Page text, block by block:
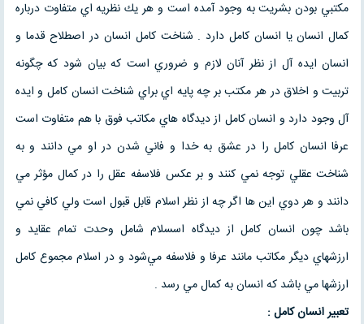
مكتبي بودن بشريت به وجود آمده است و هر يك نظريه اي متفاوت درباره
كمال انسان يا انسان كامل دارد . شناخت كامل انسان در اصطلاح قدما و
انسان ايده آل از نظر آنان لازم و ضروري است كه بيان شود كه چگونه
تربيت و اخلاق در هر مكتب بر چه پايه اي براي شناخت انسان كامل و ايده
آل وجود دارد و انسان كامل از ديدگاه هاي مكاتب فوق با هم متفاوت است
عرفا انسان كامل را در عشق به خدا و فاني شدن در او مي دانند و به
شناخت عقلي توجه نمي كنند و بر عكس فلاسفه عقل را در كمال مؤثر مي
دانند و هر دوي اين ها اگر چه از نظر اسلام قابل قبول است ولي كافي نمي
باشد چون انسان كامل از ديدگاه اسسلام شامل وحدت تمام عقايد و
ارزشهاي ديگر مكاتب مانند عرفا و فلاسفه مي‌شود و در اسلام مجموع كامل
ارزشها مي باشد كه انسان به كمال مي رسد .
تعبير انسان كامل :